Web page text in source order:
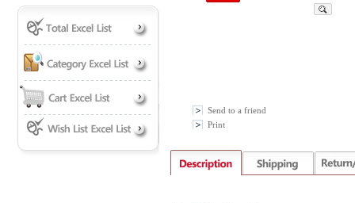
Send to a friend
Print